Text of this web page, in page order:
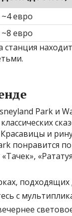
~4 евро
~8 евро
Park и
и
понравится
с